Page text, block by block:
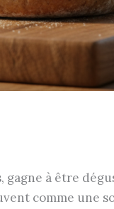
à être
comme une